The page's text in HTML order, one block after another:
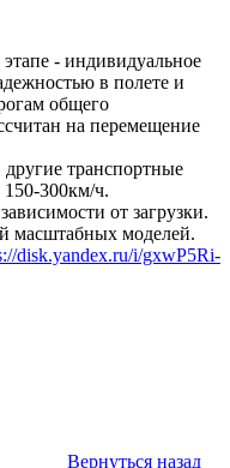
- индивидуальное
в полете и
общего
на перемещение
другие транспортные
150-300км/ч.
от загрузки.
масштабных моделей.
disk.yandex.ru/i/gxwP5Ri-
Вернуться назад